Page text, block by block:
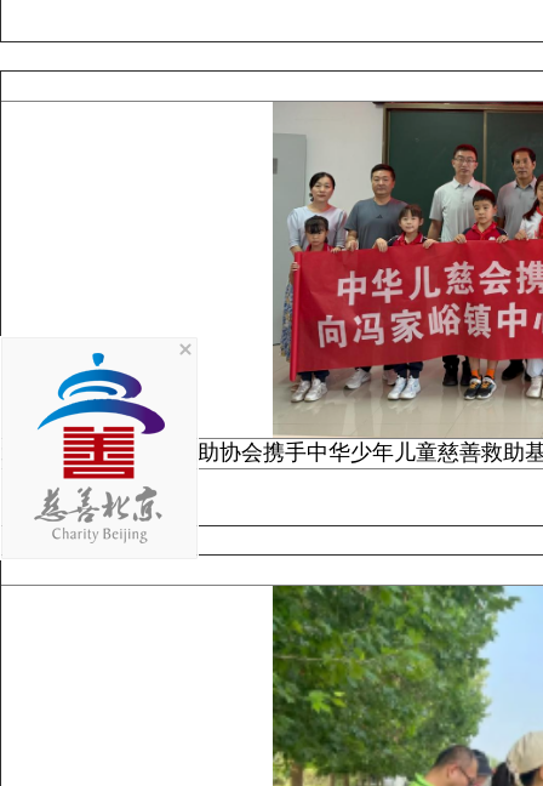
北京市密云区慈善救助协会携手中华少年儿童慈善救助